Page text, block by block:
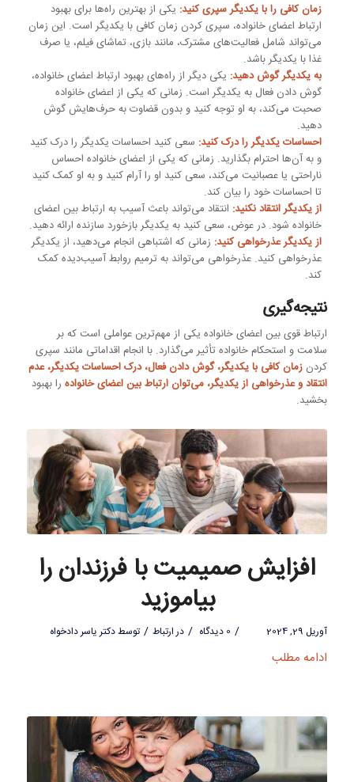
زمان کافی را با یکدیگر سپری کنید: یکی از بهترین راه‌ها برای بهبود
ارتباط اعضای خانواده، سپری کردن زمان کافی با یکدیگر است. این زمان
می‌تواند شامل فعالیت‌های مشترک، مانند بازی، تماشای فیلم، یا صرف
غذا با یکدیگر باشد.
به یکدیگر گوش دهید: یکی دیگر از راه‌های بهبود ارتباط اعضای خانواده،
گوش دادن فعال به یکدیگر است. زمانی که یکی از اعضای خانواده
صحبت می‌کند، به او توجه کنید و بدون قضاوت به حرف‌هایش گوش
دهید.
احساسات یکدیگر را درک کنید: سعی کنید احساسات یکدیگر را درک کنید
و به آن‌ها احترام بگذارید. زمانی که یکی از اعضای خانواده احساس
ناراحتی یا عصبانیت می‌کند، سعی کنید او را آرام کنید و به او کمک کنید
تا احساسات خود را بیان کند.
از یکدیگر انتقاد نکنید: انتقاد می‌تواند باعث آسیب به ارتباط بین اعضای
خانواده شود. در عوض، سعی کنید به یکدیگر بازخورد سازنده ارائه دهید.
از یکدیگر عذرخواهی کنید: زمانی که اشتباهی انجام می‌دهید، از یکدیگر
عذرخواهی کنید. عذرخواهی می‌تواند به ترمیم روابط آسیب‌دیده کمک
کند.
نتیجه‌گیری
ارتباط قوی بین اعضای خانواده یکی از مهم‌ترین عواملی است که بر
سلامت و استحکام خانواده تأثیر می‌گذارد. با انجام اقداماتی مانند سپری
کردن زمان کافی با یکدیگر، گوش دادن فعال، درک احساسات یکدیگر، عدم
انتقاد و عذرخواهی از یکدیگر، می‌توان ارتباط بین اعضای خانوادهرا بهبود
بخشید.
افزایش صمیمیت با فرزندان را
بیاموزید
آوریل 29, 2024 / 0 دیدگاه / درارتباط / توسطدکتر یاسر دادخواه
ادامه مطلب